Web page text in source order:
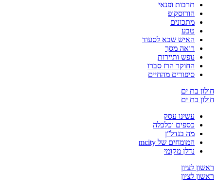
תרבות ופנאי
הורוסקופ
מתכונים
טבע
האיש שבא לסעוד
רואה מסך
נופש ותיירות
החוקר הרז סברו
סיפורים מהחיים
בת ים
בת ים
עשינו עסק
כספים וכלכלה
מה בנדל”ן
המומחים של mcity
נדלן מקומי
לציון
לציון